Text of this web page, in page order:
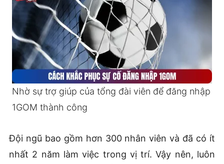
Nhờ sự trợ giúp của tổng đài viên để đăng nhập
1GOM thành công
Đội ngũ bao gồm hơn 300 nhân viên và đã có ít
nhất 2 năm làm việc trong vị trí. Vậy nên, luôn